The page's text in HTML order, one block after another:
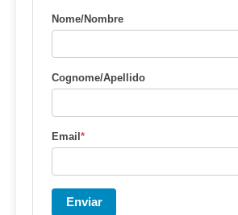
Nome/Nombre
Cognome/Apellido
Email*
Enviar